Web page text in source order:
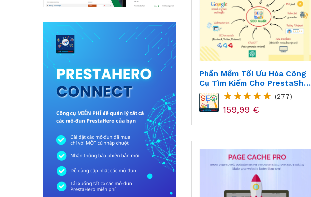
Phần Mềm Tối Ưu Hóa Công
Cụ Tìm Kiếm Cho PrestaShop
- SEO Audit
(277)
159,99 €